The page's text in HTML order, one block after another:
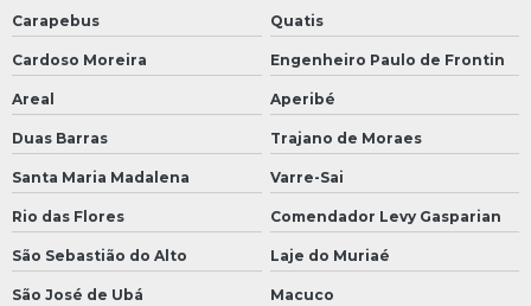
Carapebus Quatis
Cardoso Moreira Engenheiro Paulo de Frontin
Areal Aperibé
Duas Barras Trajano de Moraes
Santa Maria Madalena Varre-Sai
Rio das Flores Comendador Levy Gasparian
São Sebastião do Alto Laje do Muriaé
São José de Ubá
Macuco